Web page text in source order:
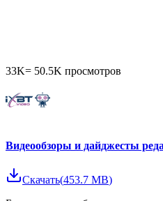
33K= 50.5K просмотров
Видеообзоры и дайджесты
Скачать(453.7 MB)